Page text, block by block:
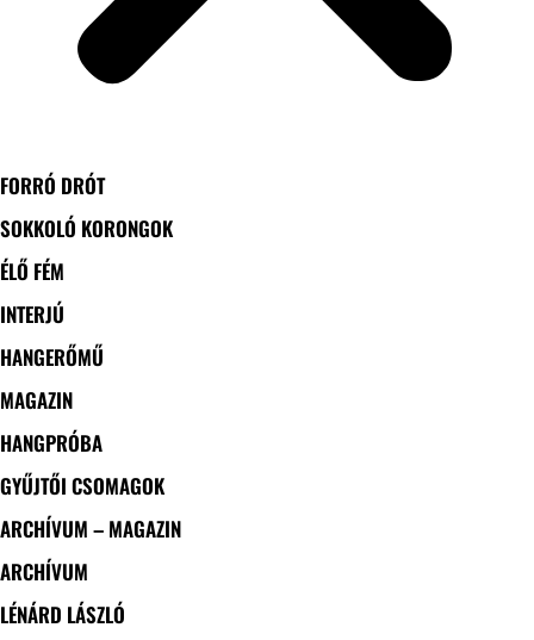
FORRÓ DRÓT
SOKKOLÓ KORONGOK
ÉLŐ FÉM
INTERJÚ
HANGERŐMŰ
MAGAZIN
HANGPRÓBA
GYŰJTŐI CSOMAGOK
ARCHÍVUM – MAGAZIN
ARCHÍVUM
LÉNÁRD LÁSZLÓ